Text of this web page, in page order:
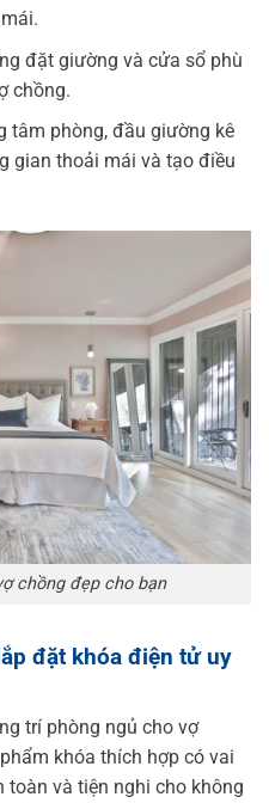
đặt giường và cửa sổ phù
chồng.
tâm phòng, đầu giường kê
gian thoải mái và tạo điều
chồng đẹp cho bạn
đặt khóa điện tử uy
trí phòng ngủ cho vợ
khóa thích hợp có vai
và tiện nghi cho không